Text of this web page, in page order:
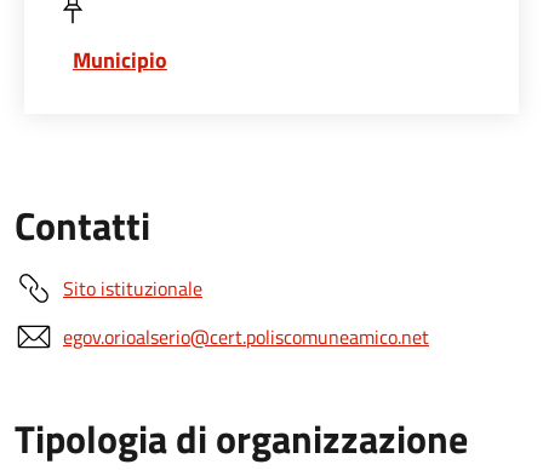
Municipio
Contatti
Sito istituzionale
egov.orioalserio@cert.poliscomuneamico.net
Tipologia di organizzazione